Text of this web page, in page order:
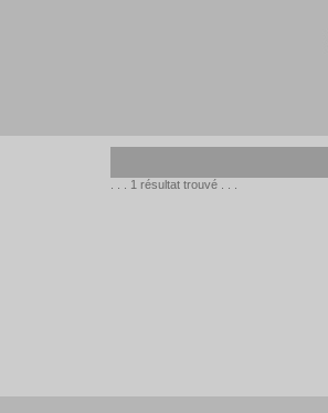
. . . 1 résultat trouvé . . .